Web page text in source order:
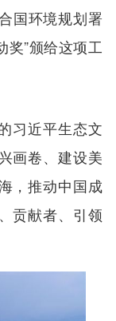
国环境规划署
奖”颁给这项工
习近平生态文
画卷、建设美
，推动中国成
贡献者、引领